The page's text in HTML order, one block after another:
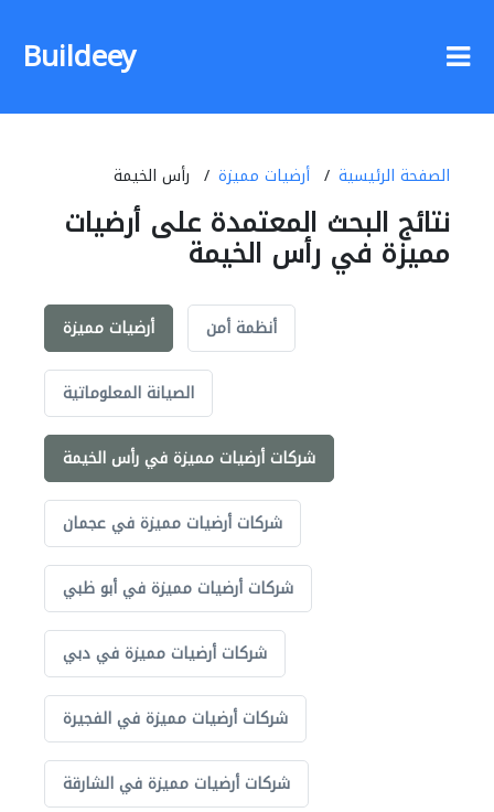
Buildeey
الصفحة الرئيسية أرضيات مميزة رأس الخيمة
نتائج البحث المعتمدة على أرضيات
مميزة في رأس الخيمة
أرضيات مميزة أنظمة أمن
الصيانة المعلوماتية
شركات أرضيات مميزة في رأس الخيمة
شركات أرضيات مميزة في عجمان
شركات أرضيات مميزة في أبو ظبي
شركات أرضيات مميزة في دبي
شركات أرضيات مميزة في الفجيرة
شركات أرضيات مميزة في الشارقة